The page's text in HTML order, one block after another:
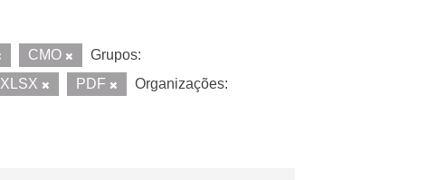
CMO
Grupos:
XLSX PDF
Organizações: